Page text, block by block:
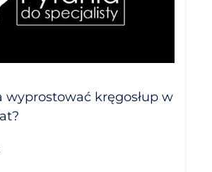
wyprostować kręgosłup w